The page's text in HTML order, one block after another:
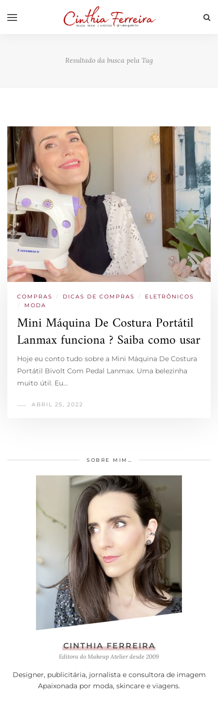
Resultado da busca pela Tag
COMPRAS / DICAS DE COMPRAS / ELETRÔNICOS
/ MODA
Mini Máquina De Costura Portátil
Lanmax funciona ? Saiba como usar
Hoje eu conto tudo sobre a Mini Máquina De Costura
Portátil Bivolt Com Pedal Lanmax. Uma belezinha
muito útil. Eu…
ABRIL 25, 2022
SOBRE MIM…
CINTHIA FERREIRA
Editora do Makeup Atelier desde 2009
Designer, publicitária, jornalista e consultora de imagem
Apaixonada por moda, skincare e viagens.